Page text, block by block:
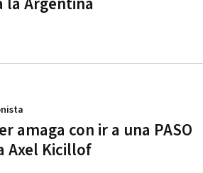
amaga con ir a una PASO
Axel Kicillof